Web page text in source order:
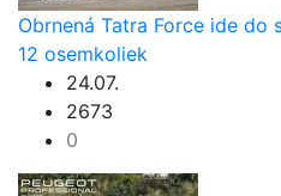
Obrnená Tatra Force ide do
12 osemkoliek
24.07.
2673
0